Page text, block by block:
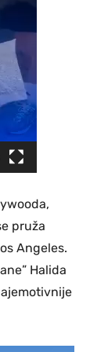
pruža
Angeles.
Halida